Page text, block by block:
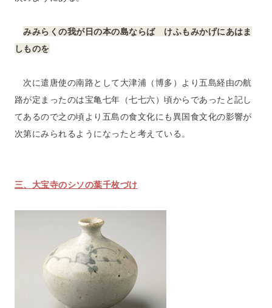
みみらくの我が日の本の島ならば けふもみかげにあはま
しものを
次に遣唐使の南路として大津浦（博多）より五島経由の航
路が定まったのは宝亀七年（七七六）頃からであったと記し
てあるので之の頃より五島の食文化にも異国食文化の影響が
次第にみられるようになったと考えている。
三、大宝寺のシソの葉千枚づけ